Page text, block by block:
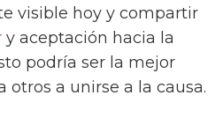
visible hoy y compartir
y aceptación hacia la
podría ser la mejor
a unirse a la causa.